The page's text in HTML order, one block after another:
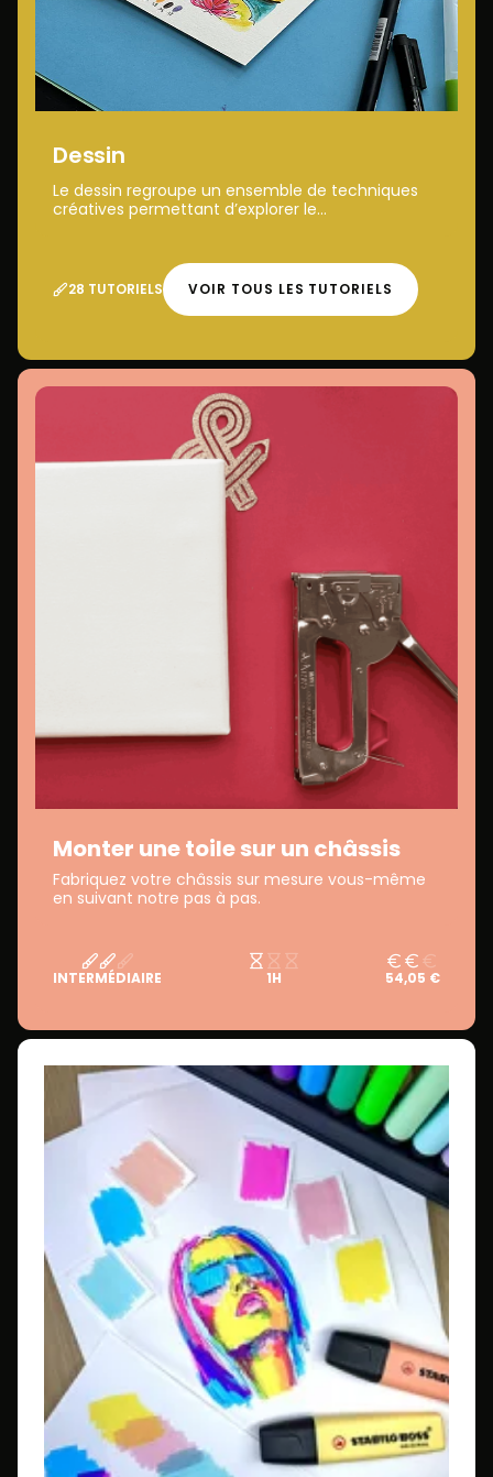
Dessin
Le dessin regroupe un ensemble de techniques
créatives permettant d’explorer le...
28 TUTORIELS VOIR TOUS LES TUTORIELS
Monter une toile sur un châssis
Fabriquez votre châssis sur mesure vous-même
en suivant notre pas à pas.
INTERMÉDIAIRE 1H 54,05 €